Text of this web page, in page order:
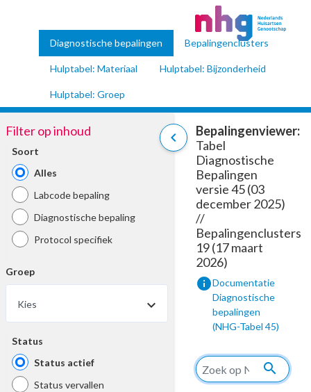
Diagnostische bepalingen Bepalingenclusters
Hulptabel: Materiaal Hulptabel: Bijzonderheid
Hulptabel: Groep
chevron_left
Filter op inhoud
Soort
Alles
Labcode bepaling
Diagnostische bepaling
Protocol specifiek
Groep
Kies
Status
Status actief
Status vervallen
Bepalingenviewer:
Tabel
Diagnostische
Bepalingen
versie 45 (03
december 2025)
//
Bepalingenclusters
19 (17 maart
2026)
infoDocumentatie
Diagnostische
bepalingen
(NHG-Tabel 45)
search